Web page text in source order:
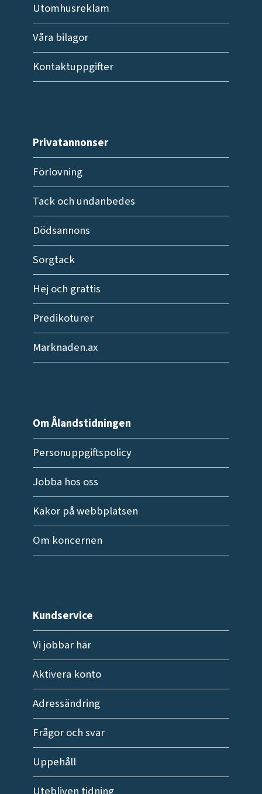
Utomhusreklam
Våra bilagor
Kontaktuppgifter
Privatannonser
Förlovning
Tack och undanbedes
Dödsannons
Sorgtack
Hej och grattis
Predikoturer
Marknaden.ax
Om Ålandstidningen
Personuppgiftspolicy
Jobba hos oss
Kakor på webbplatsen
Om koncernen
Kundservice
Vi jobbar här
Aktivera konto
Adressändring
Frågor och svar
Uppehåll